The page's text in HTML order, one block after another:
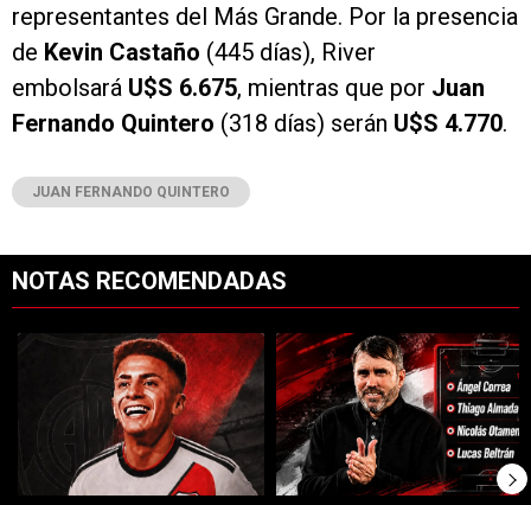
representantes del Más Grande. Por la presencia
de Kevin Castaño (445 días), River
embolsará U$S 6.675, mientras que por Juan
Fernando Quintero (318 días) serán U$S 4.770.
JUAN FERNANDO QUINTERO
NOTAS RECOMENDADAS
Un artículo de tendencia con el título "River cierra acuerdo con
Un artículo de tendencia con el